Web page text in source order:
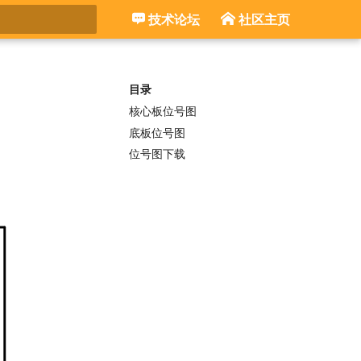
技术论坛 社区主页
目录
核心板位号图
底板位号图
位号图下载